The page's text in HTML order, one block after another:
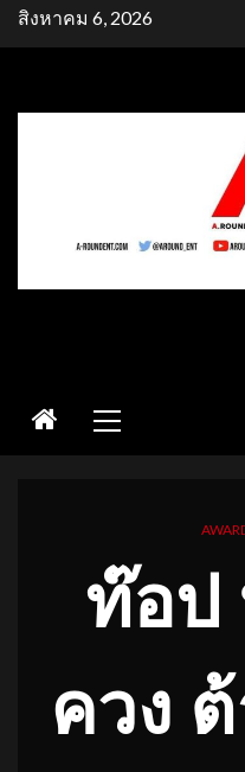
Skipสิงหาคม 6, 2026
Menu
ท๊อป
ควง